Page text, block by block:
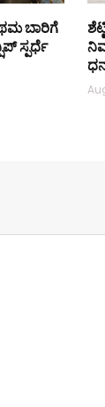
ಬಾರಿಗೆ
ಸ್ಪರ್ಧೆ